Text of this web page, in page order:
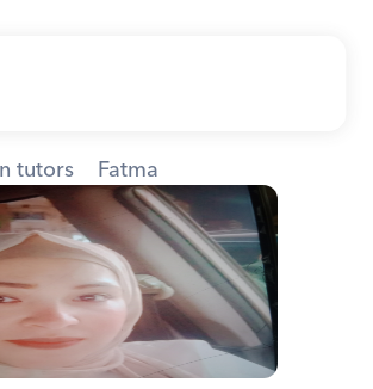
tutors Fatma